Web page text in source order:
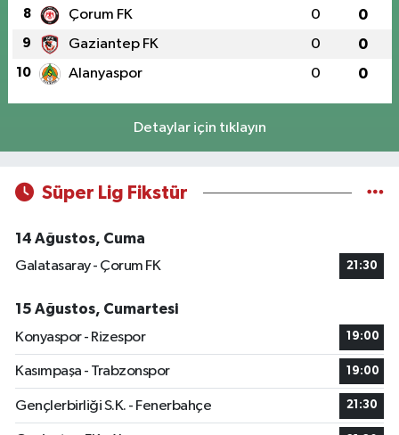
8 Çorum FK 0 0
9 Gaziantep FK 0 0
10 Alanyaspor 0 0
Detaylar için tıklayın
Süper Lig Fikstür
14 Ağustos, Cuma
Galatasaray - Çorum FK
21:30
15 Ağustos, Cumartesi
Konyaspor - Rizespor
19:00
Kasımpaşa - Trabzonspor 19:00
Gençlerbirliği S.K. - Fenerbahçe 21:30